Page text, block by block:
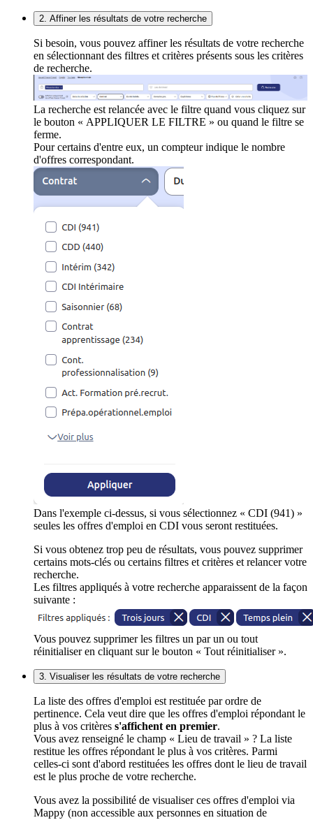
2. Affiner les résultats de votre recherche
Si besoin, vous pouvez affiner les résultats de votre recherche
en sélectionnant des filtres et critères présents sous les critères
de recherche.
La recherche est relancée avec le filtre quand vous cliquez sur
le bouton « APPLIQUER LE FILTRE » ou quand le filtre se
ferme.
Pour certains d'entre eux, un compteur indique le nombre
d'offres correspondant.
Dans l'exemple ci-dessus, si vous sélectionnez « CDI (941) »
seules les offres d'emploi en CDI vous seront restituées.
Si vous obtenez trop peu de résultats, vous pouvez supprimer
certains mots-clés ou certains filtres et critères et relancer votre
recherche.
Les filtres appliqués à votre recherche apparaissent de la façon
suivante :
Vous pouvez supprimer les filtres un par un ou tout
réinitialiser en cliquant sur le bouton « Tout réinitialiser ».
3. Visualiser les résultats de votre recherche
La liste des offres d'emploi est restituée par ordre de
pertinence. Cela veut dire que les offres d'emploi répondant le
plus à vos critères s'affichent en premier.
Vous avez renseigné le champ « Lieu de travail » ? La liste
restitue les offres répondant le plus à vos critères. Parmi
celles-ci sont d'abord restituées les offres dont le lieu de travail
est le plus proche de votre recherche.
Vous avez la possibilité de visualiser ces offres d'emploi via
Mappy (non accessible aux personnes en situation de